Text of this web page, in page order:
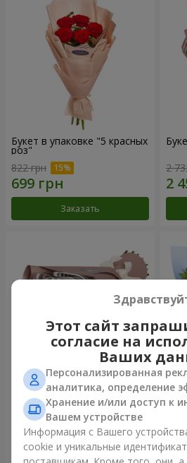
Букет в упаковке "5 красных
роз"
822 грн
Заказать
2
Букет "7 розовых роз!"
1 074 грн
Заказать
Этот сайт
согласие на
Ваших
Персонализированная
аналитика, определение
Хранение и/или доступ к
Вашем устройстве
Информация с Вашего
cookie и уникальные